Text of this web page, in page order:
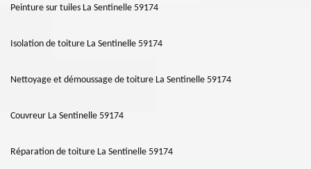
Peinture sur tuiles La Sentinelle 59174
Isolation de toiture La Sentinelle 59174
Nettoyage et démoussage de toiture La Sentinelle 59174
Couvreur La Sentinelle 59174
Réparation de toiture La Sentinelle 59174